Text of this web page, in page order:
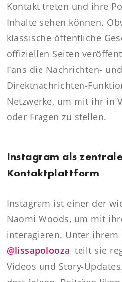
Kontakt treten und ihre
Inhalte sehen können.
klassische öffentliche
offiziellen Seiten
Fans die Nachrichten‑ und
Netzwerke, um mit ihr in
oder Fragen zu stellen.
Instagram als zentrale
Kontaktplattform
Instagram ist einer der
Naomi Woods, um mit
interagieren. Unter ihrem
@lissapolooza teilt sie
Videos und